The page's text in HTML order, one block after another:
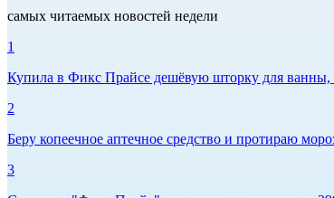
самых читаемых новостей недели
1
Купила в Фикс Прайсе дешёвую шторку для ванны,
2
Беру копеечное аптечное средство и протираю
3